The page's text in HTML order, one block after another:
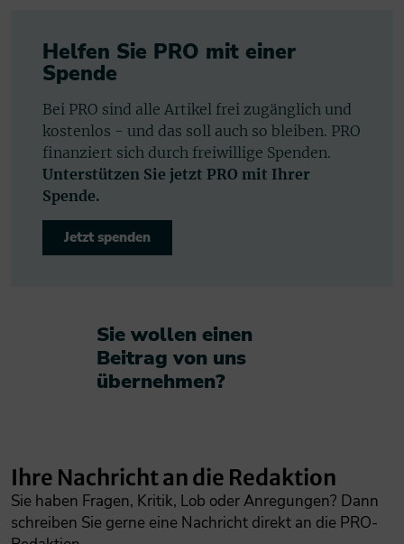
Helfen Sie PRO mit einer
Spende
Bei PRO sind alle Artikel frei zugänglich und
kostenlos - und das soll auch so bleiben. PRO
finanziert sich durch freiwillige Spenden.
Unterstützen Sie jetzt PRO mit Ihrer
Spende.
Jetzt spenden
Sie wollen einen
Beitrag von uns
übernehmen?​
Ihre Nachricht an die Redaktion
Sie haben Fragen, Kritik, Lob oder Anregungen? Dann
schreiben Sie gerne eine Nachricht direkt an die PRO-